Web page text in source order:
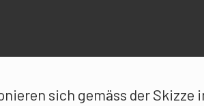
sich gemäss der Skizze